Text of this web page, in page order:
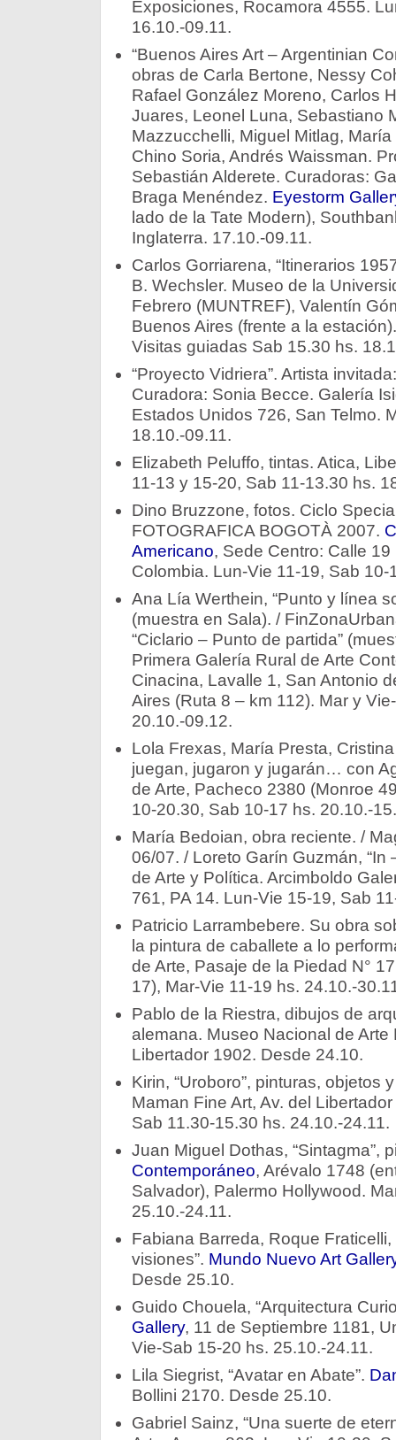
Exposiciones, Rocamora 4555.
16.10.-09.11.
“Buenos Aires Art – Argentinian
obras de Carla Bertone, Nessy
Rafael González Moreno, Carlos
Juares, Leonel Luna, Sebastiano
Mazzucchelli, Miguel Mitlag,
Chino Soria, Andrés Waissman.
Sebastián Alderete. Curadoras:
Braga Menéndez. Eyestorm
lado de la Tate Modern),
Inglaterra. 17.10.-09.11.
Carlos Gorriarena, “Itinerarios
B. Wechsler. Museo de la
Febrero (MUNTREF), Valentín
Buenos Aires (frente a la
Visitas guiadas Sab 15.30 hs.
“Proyecto Vidriera”. Artista
Curadora: Sonia Becce. Galería
Estados Unidos 726, San Telmo.
18.10.-09.11.
Elizabeth Peluffo, tintas. Atica,
11-13 y 15-20, Sab 11-13.30 hs.
Dino Bruzzone, fotos. Ciclo
FOTOGRAFICA BOGOTÀ 2007.
Americano, Sede Centro: Calle
Colombia. Lun-Vie 11-19, Sab 10-
Ana Lía Werthein, “Punto y línea
(muestra en Sala). /
“Ciclario – Punto de partida”
Primera Galería Rural de Arte
Cinacina, Lavalle 1, San Antonio
Aires (Ruta 8 – km 112). Mar y
20.10.-09.12.
Lola Frexas, María Presta,
juegan, jugaron y jugarán… con
de Arte, Pacheco 2380 (Monroe
10-20.30, Sab 10-17 hs. 20.10.-
María Bedoian, obra reciente. /
06/07. / Loreto Garín Guzmán, “In
de Arte y Política. Arcimboldo
761, PA 14. Lun-Vie 15-19, Sab
Patricio Larrambebere. Su obra
la pintura de caballete a lo
de Arte, Pasaje de la Piedad N°
17), Mar-Vie 11-19 hs. 24.10.-
Pablo de la Riestra, dibujos de
alemana. Museo Nacional de Arte
Libertador 1902. Desde 24.10.
Kirin, “Uroboro”, pinturas, objetos
Maman Fine Art, Av. del
Sab 11.30-15.30 hs. 24.10.-24.11.
Juan Miguel Dothas, “Sintagma”,
Contemporáneo, Arévalo 1748
Salvador), Palermo Hollywood.
25.10.-24.11.
Fabiana Barreda, Roque Fraticelli,
visiones”. Mundo Nuevo Art
Desde 25.10.
Guido Chouela, “Arquitectura
Gallery, 11 de Septiembre 1181,
Vie-Sab 15-20 hs. 25.10.-24.11.
Lila Siegrist, “Avatar en Abate”.
Bollini 2170. Desde 25.10.
Gabriel Sainz, “Una suerte de